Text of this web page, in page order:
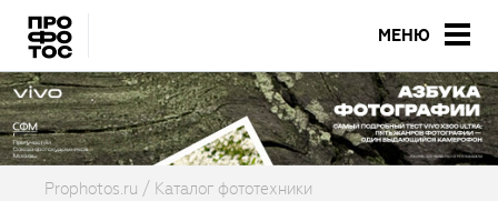
МЕНЮ
Prophotos.ru
Каталог фототехники